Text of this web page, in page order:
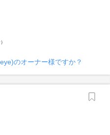
のオーナー様ですか？